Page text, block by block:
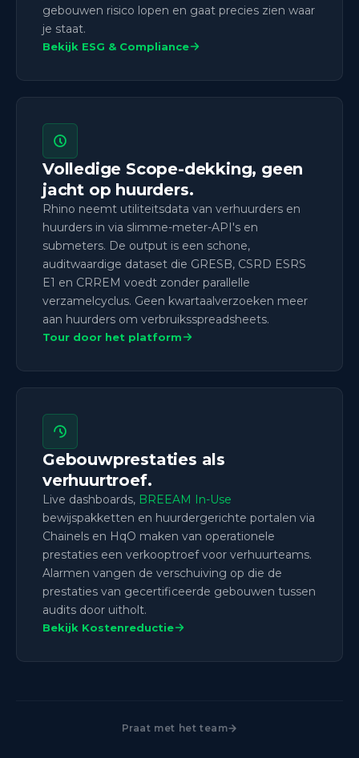
gebouwen risico lopen en gaat precies zien waar
je staat.
Bekijk ESG & Compliance
Volledige Scope-dekking, geen
jacht op huurders.
Rhino neemt utiliteitsdata van verhuurders en
huurders in via slimme-meter-API's en
submeters. De output is een schone,
auditwaardige dataset die GRESB, CSRD ESRS
E1 en CRREM voedt zonder parallelle
verzamelcyclus. Geen kwartaalverzoeken meer
aan huurders om verbruiksspreadsheets.
Tour door het platform
Gebouwprestaties als
verhuurtroef.
Live dashboards, BREEAM In-Use
bewijspakketten en huurdergerichte portalen via
Chainels en HqO maken van operationele
prestaties een verkooptroef voor verhuurteams.
Alarmen vangen de verschuiving op die de
prestaties van gecertificeerde gebouwen tussen
audits door uitholt.
Bekijk Kostenreductie
Praat met het team